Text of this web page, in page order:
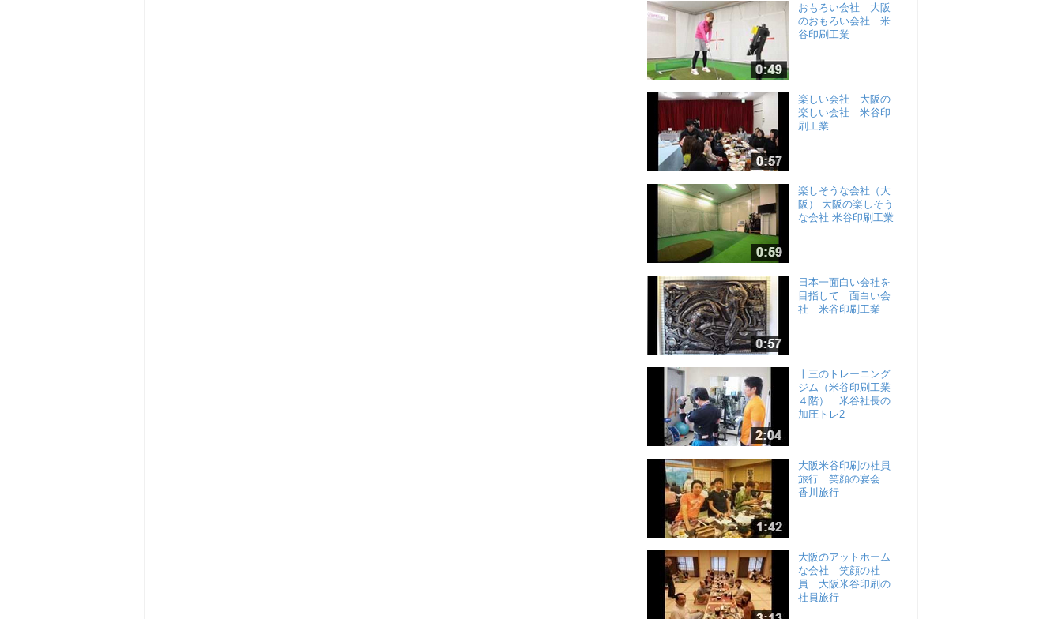
おもろい会社 大阪
のおもろい会社 米
谷印刷工業
楽しい会社 大阪の
楽しい会社 米谷印
刷工業
楽しそうな会社（大
阪） 大阪の楽しそう
な会社 米谷印刷工業
日本一面白い会社を
目指して 面白い会
社 米谷印刷工業
十三のトレーニング
ジム（米谷印刷工業
４階） 米谷社長の
加圧トレ2
大阪米谷印刷の社員
旅行 笑顔の宴会
香川旅行
大阪のアットホーム
な会社 笑顔の社
員 大阪米谷印刷の
社員旅行